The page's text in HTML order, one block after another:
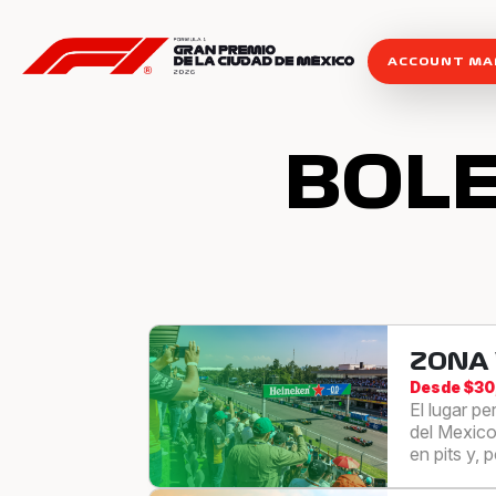
ACCOUNT
ZONA
Desde
El lugar
del
en pits y,